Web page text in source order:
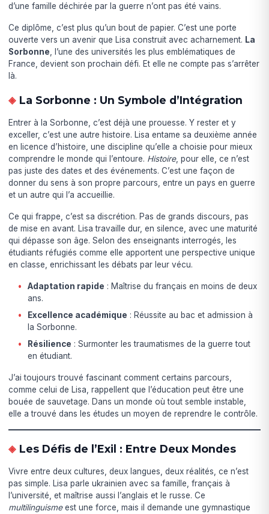
d’une famille déchirée par la guerre n’ont pas été vains.
Ce diplôme, c’est plus qu’un bout de papier. C’est une porte
ouverte vers un avenir que Lisa construit avec acharnement. La
Sorbonne , l’une des universités les plus emblématiques de
France, devient son prochain défi. Et elle ne compte pas s’arrêter
là.
La Sorbonne : Un Symbole d’Intégration
Entrer à la Sorbonne, c’est déjà une prouesse. Y rester et y
exceller, c’est une autre histoire. Lisa entame sa deuxième année
en licence d’histoire, une discipline qu’elle a choisie pour mieux
comprendre le monde qui l’entoure. Histoire, pour elle, ce n’est
pas juste des dates et des événements. C’est une façon de
donner du sens à son propre parcours, entre un pays en guerre
et un autre qui l’a accueillie.
Ce qui frappe, c’est sa discrétion. Pas de grands discours, pas
de mise en avant. Lisa travaille dur, en silence, avec une maturité
qui dépasse son âge. Selon des enseignants interrogés, les
étudiants réfugiés comme elle apportent une perspective unique
en classe, enrichissant les débats par leur vécu.
Adaptation rapide : Maîtrise du français en moins de deux
ans.
Excellence académique : Réussite au bac et admission à
la Sorbonne.
Résilience : Surmonter les traumatismes de la guerre tout
en étudiant.
J’ai toujours trouvé fascinant comment certains parcours,
comme celui de Lisa, rappellent que l’éducation peut être une
bouée de sauvetage. Dans un monde où tout semble instable,
elle a trouvé dans les études un moyen de reprendre le contrôle.
Les Défis de l’Exil : Entre Deux Mondes
Vivre entre deux cultures, deux langues, deux réalités, ce n’est
pas simple. Lisa parle ukrainien avec sa famille, français à
l’université, et maîtrise aussi l’anglais et le russe. Ce
multilinguismeest une force, mais il demande une gymnastique